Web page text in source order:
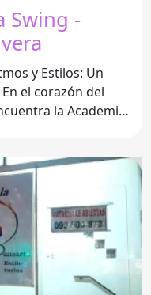
Swing -
y Estilos: Un
la Academia